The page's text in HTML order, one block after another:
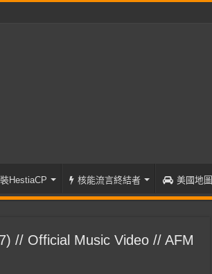
HestiaCP 核能流言終結者 美國地圖
// Official Music Video // AFM